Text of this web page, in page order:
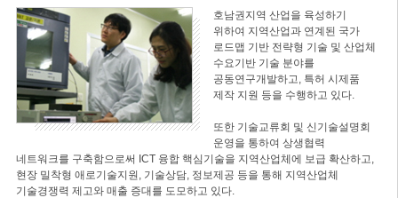
호남권지역 산업을 육성하기
위하여 지역산업과 연계된 국가
로드맵 기반 전략형 기술 및 산업체
수요기반 기술 분야를
공동연구개발하고, 특허 시제품
제작 지원 등을 수행하고 있다.
또한 기술교류회 및 신기술설명회
운영을 통하여 상생협력
네트워크를 구축함으로써 ICT 융합 핵심기술을 지역산업체에 보급 확산하고,
현장 밀착형 애로기술지원, 기술상담, 정보제공 등을 통해 지역산업체
기술경쟁력 제고와 매출 증대를 도모하고 있다.